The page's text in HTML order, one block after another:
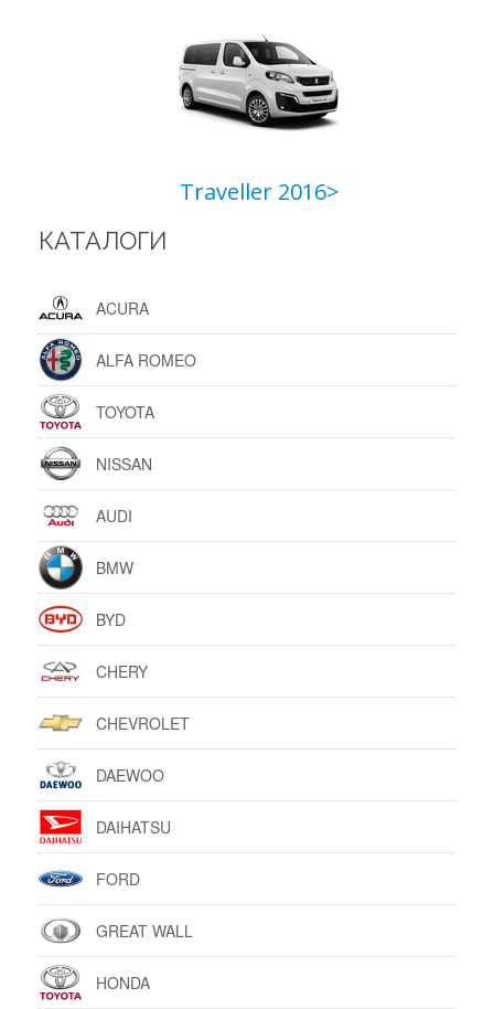
Traveller 2016>
КАТАЛОГИ
ACURA
ALFA ROMEO
TOYOTA
NISSAN
AUDI
BMW
BYD
CHERY
CHEVROLET
DAEWOO
DAIHATSU
FORD
GREAT WALL
HONDA